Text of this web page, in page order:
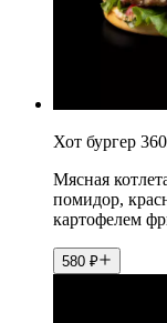
Хот бургер
Мясная
помидор,
картофелем
580 ₽